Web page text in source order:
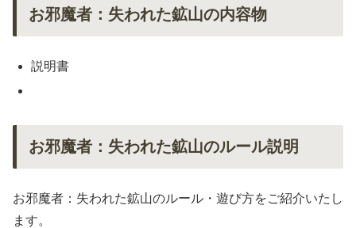
お邪魔者：失われた鉱山の内容物
説明書
お邪魔者：失われた鉱山のルール説明
お邪魔者：失われた鉱山のルール・遊び方をご紹介いたし
ます。